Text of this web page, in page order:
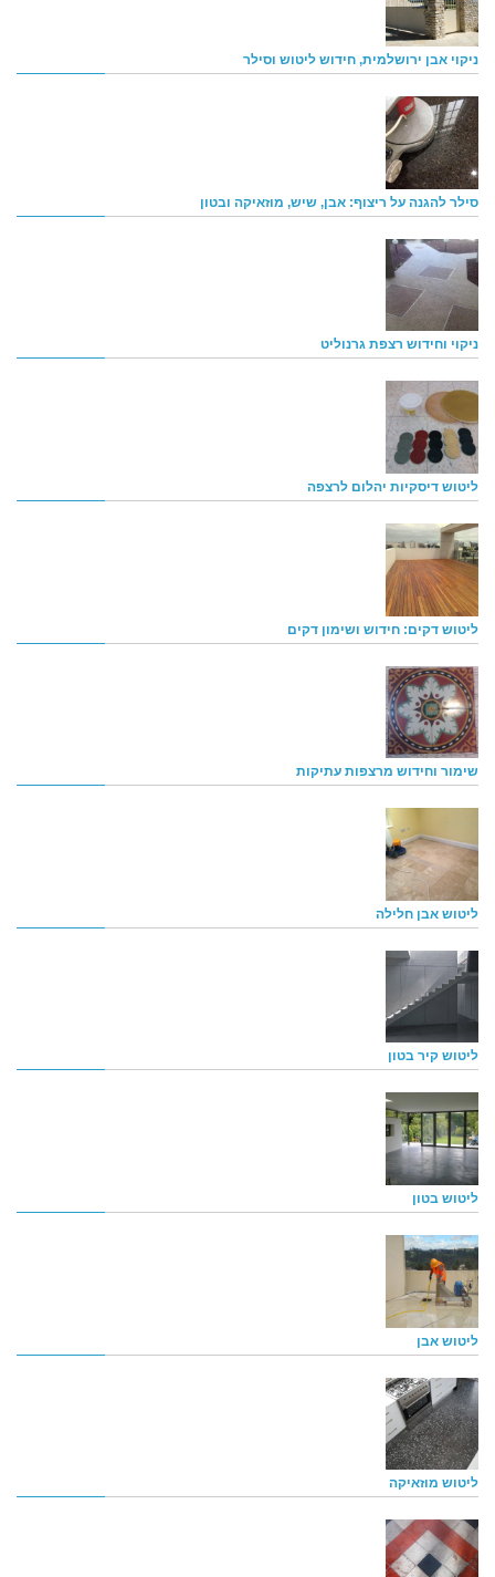
ניקוי אבן ירושלמית, חידוש ליטוש וסילר
סילר להגנה על ריצוף: אבן, שיש, מוזאיקה ובטון
ניקוי וחידוש רצפת גרנוליט
ליטוש דיסקיות יהלום לרצפה
ליטוש דקים: חידוש ושימון דקים
שימור וחידוש מרצפות עתיקות
ליטוש אבן חלילה
ליטוש קיר בטון
ליטוש בטון
ליטוש אבן
ליטוש מוזאיקה